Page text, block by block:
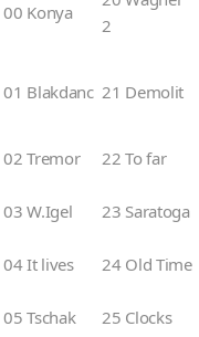
00 Konya
2
01 Blakdanc 21 Demolit
02 Tremor 22 To far
03 W.Igel 23 Saratoga
04 It lives 24 Old Time
05 Tschak 25 Clocks